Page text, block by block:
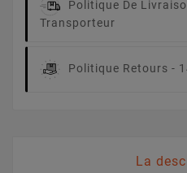
Politique De
Transporteur
Politique Retours -
La